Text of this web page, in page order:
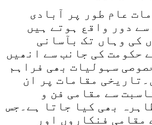
عام طور پر آبادی
سے دور واقع ہوتے ہیں
کی وہاں تک بآسانی
حکومت کی جانب سے انھیں
سہولیات بھی فراہم
مقامات پر ان
سے مقامی فن و
بھی کیا جاتا ہے۔جس
مقامی فنکاروں اور